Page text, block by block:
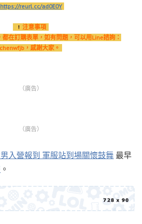
https://reurl.cc/ad0E0Y
注意事項
在訂購表單，如有問題，可以用Line諮詢：
chenwfjb，感謝大家。
（廣告）
（廣告）
入營報到 軍服站到場關懷鼓舞 最早
。